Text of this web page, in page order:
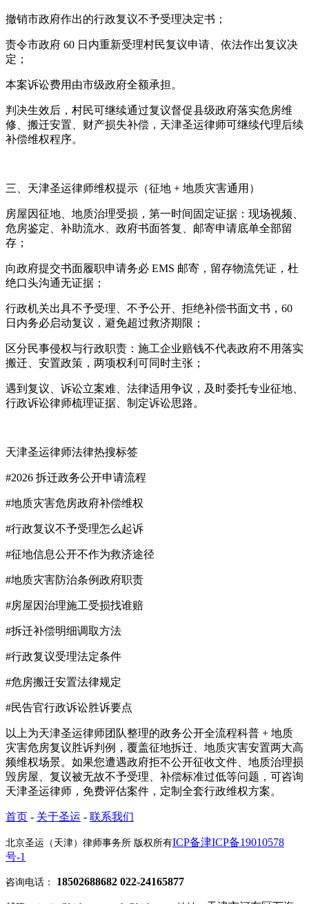
撤销市政府作出的行政复议不予受理决定书；
责令市政府 60 日内重新受理村民复议申请、依法作出复议决
定；
本案诉讼费用由市级政府全额承担。
判决生效后，村民可继续通过复议督促县级政府落实危房维
修、搬迁安置、财产损失补偿，天津圣运律师可继续代理后续
补偿维权程序。
三、天津圣运律师维权提示（征地 + 地质灾害通用）
房屋因征地、地质治理受损，第一时间固定证据：现场视频、
危房鉴定、补助流水、政府书面答复、邮寄申请底单全部留
存；
向政府提交书面履职申请务必 EMS 邮寄，留存物流凭证，杜
绝口头沟通无证据；
行政机关出具不予受理、不予公开、拒绝补偿书面文书，60
日内务必启动复议，避免超过救济期限；
区分民事侵权与行政职责：施工企业赔钱不代表政府不用落实
搬迁、安置政策，两项权利可同时主张；
遇到复议、诉讼立案难、法律适用争议，及时委托专业征地、
行政诉讼律师梳理证据、制定诉讼思路。
天津圣运律师法律热搜标签
#2026 拆迁政务公开申请流程
#地质灾害危房政府补偿维权
#行政复议不予受理怎么起诉
#征地信息公开不作为救济途径
#地质灾害防治条例政府职责
#房屋因治理施工受损找谁赔
#拆迁补偿明细调取方法
#行政复议受理法定条件
#危房搬迁安置法律规定
#民告官行政诉讼胜诉要点
以上为天津圣运律师团队整理的政务公开全流程科普 + 地质
灾害危房复议胜诉判例，覆盖征地拆迁、地质灾害安置两大高
频维权场景。如果您遭遇政府拒不公开征收文件、地质治理损
毁房屋、复议被无故不予受理、补偿标准过低等问题，可咨询
天津圣运律师，免费评估案件，定制全套行政维权方案。
首页 - 关于圣运 - 联系我们
北京圣运（天津）律师事务所 版权所有ICP备津ICP备19010578
号-1
咨询电话： 18502688682 022-24165877